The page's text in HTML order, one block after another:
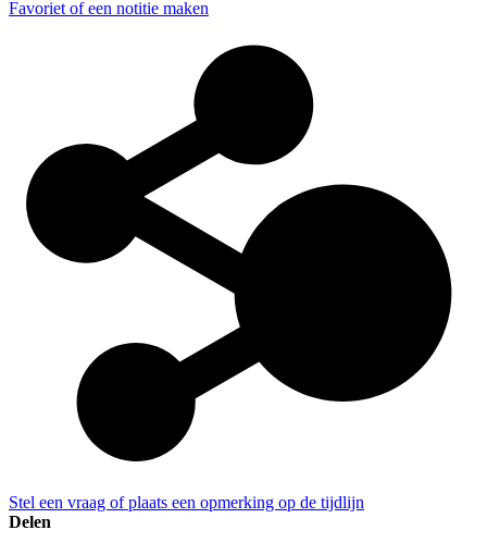
Favoriet of een notitie maken
Stel een vraag of plaats een opmerking op de tijdlijn
Delen